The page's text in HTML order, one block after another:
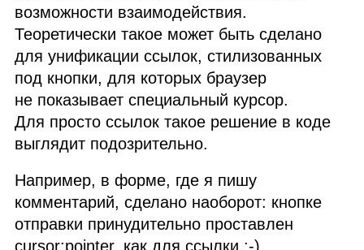
возможности взаимодействия.
Теоретически такое может быть сделано
для унификации ссылок, стилизованных
под кнопки, для которых браузер
не показывает специальный курсор.
Для просто ссылок такое решение в коде
выглядит подозрительно.
Например, в форме, где я пишу
комментарий, сделано наоборот: кнопке
отправки принудительно проставлен
cursor:pointer, как для ссылки :‑)